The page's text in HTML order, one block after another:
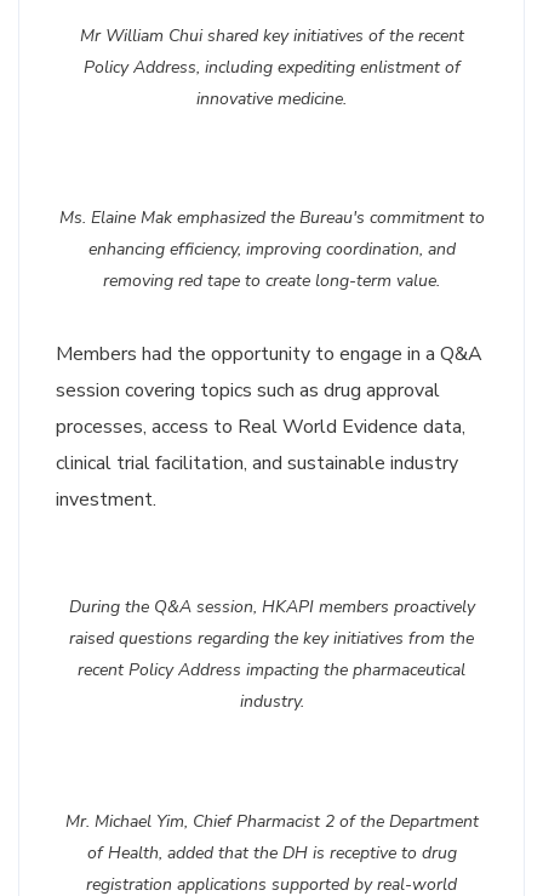
Mr William Chui shared key initiatives of the recent
Policy Address, including expediting enlistment of
innovative medicine.
Ms. Elaine Mak emphasized the Bureau's commitment to
enhancing efficiency, improving coordination, and
removing red tape to create long-term value.
Members had the opportunity to engage in a Q&A
session covering topics such as drug approval
processes, access to Real World Evidence data,
clinical trial facilitation, and sustainable industry
investment.
During the Q&A session, HKAPI members proactively
raised questions regarding the key initiatives from the
recent Policy Address impacting the pharmaceutical
industry.
Mr. Michael Yim, Chief Pharmacist 2 of the Department
of Health, added that the DH is receptive to drug
registration applications supported by real-world